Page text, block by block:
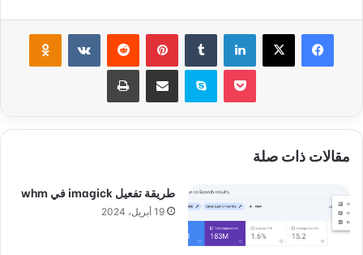
فيسبوك لينكدإن بينتيريست
سكايب
مقالات ذات صلة
طريقة تفعيل imagick في whm
19 أبريل، 2024